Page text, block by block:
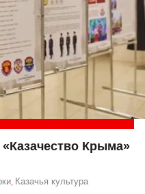
Крыма»
Казачья культура